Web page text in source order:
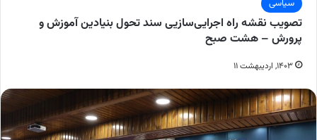
سیاسی
تصویب نقشه راه اجرایی‌سازیی سند تحول بنیادین آموزش و
پرورش – هشت صبح
۱۴۰۳, اردیبهشت ۱۱